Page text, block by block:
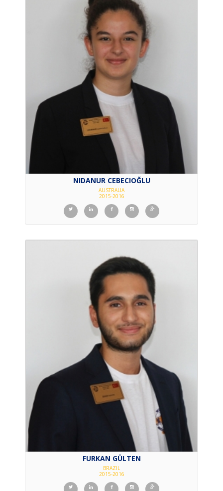
NIDANUR CEBECIOĞLU
AUSTRALIA
2015-2016
FURKAN GÜLTEN
BRAZIL
2015-2016